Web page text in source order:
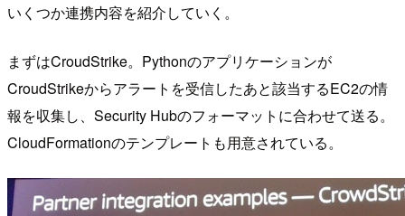
いくつか連携内容を紹介していく。
まずはCroudStrike。Pythonのアプリケーションが
CroudStrikeからアラートを受信したあと該当するEC2の情
報を収集し、Security Hubのフォーマットに合わせて送る。
CloudFormationのテンプレートも用意されている。